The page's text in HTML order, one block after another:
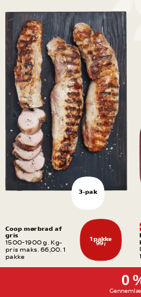
0
1 pakke
99,-
Coop mørbrad af
gris
1500-1900 g. Kg-
pris maks. 66,00. 1
pakke
3-pak